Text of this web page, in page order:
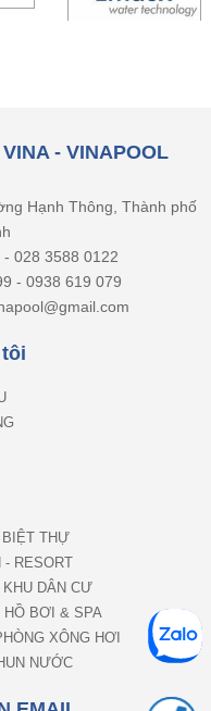
- VINAPOOL
Hạnh Thông, Thành phố
028 3588 0122
- 0938 619 079
THỰ
- RESORT
DÂN CƯ
HỒ BƠI & SPA
XÔNG HƠI
NƯỚC